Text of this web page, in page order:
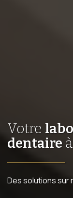
Votre
dentaire
Des solutions sur